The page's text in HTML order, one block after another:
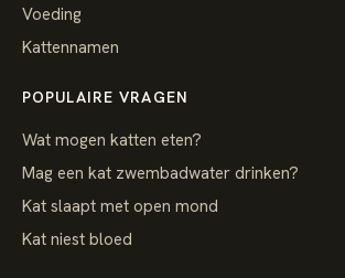
Voeding
Kattennamen
POPULAIRE VRAGEN
Wat mogen katten eten?
Mag een kat zwembadwater drinken?
Kat slaapt met open mond
Kat niest bloed